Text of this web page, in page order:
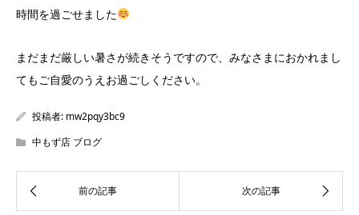
時間を過ごせました
まだまだ厳しい暑さが続きそうですので、みなさまにおかれまし
てもご自愛のうえお過ごしください。
投稿者: mw2pqy3bc9
中もず店 ブログ